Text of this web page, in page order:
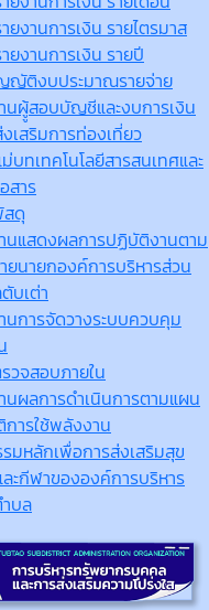
ยงานการเงิน รายไตรมาส
ยงานการเงิน รายปี
ติงบประมาณรายจ่าย
นผูู้สอบบัญชีและงบการเงิน
เสริมการท่องเที่ยว
บทเทคโนโลยีสารสนเทศและ
สาร
ดุ
นแสดงผลการปฏิบัติงานตาม
ยนายกองค์การบริหารส่วน
บเต่า
นการจัดวางระบบควบคุม
วจสอบภายใน
นผลการดำเนินการตามแผน
ารใช้พลังงาน
มหลักเพื่อการส่งเสริมสุข
ะกีฬาขององค์การบริหาร
บล